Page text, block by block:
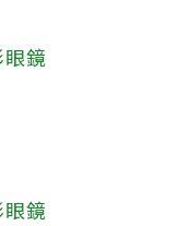
鏡
鏡